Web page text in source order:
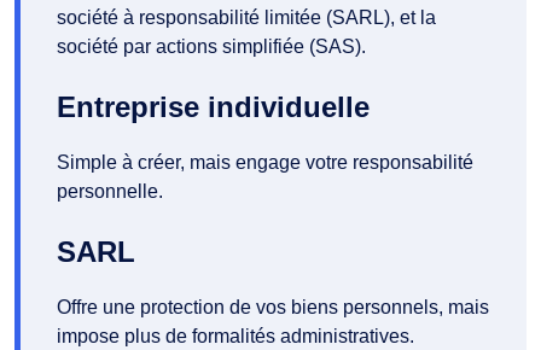
société à responsabilité limitée (SARL), et la
société par actions simplifiée (SAS).
Entreprise individuelle
Simple à créer, mais engage votre responsabilité
personnelle.
SARL
Offre une protection de vos biens personnels, mais
impose plus de formalités administratives.